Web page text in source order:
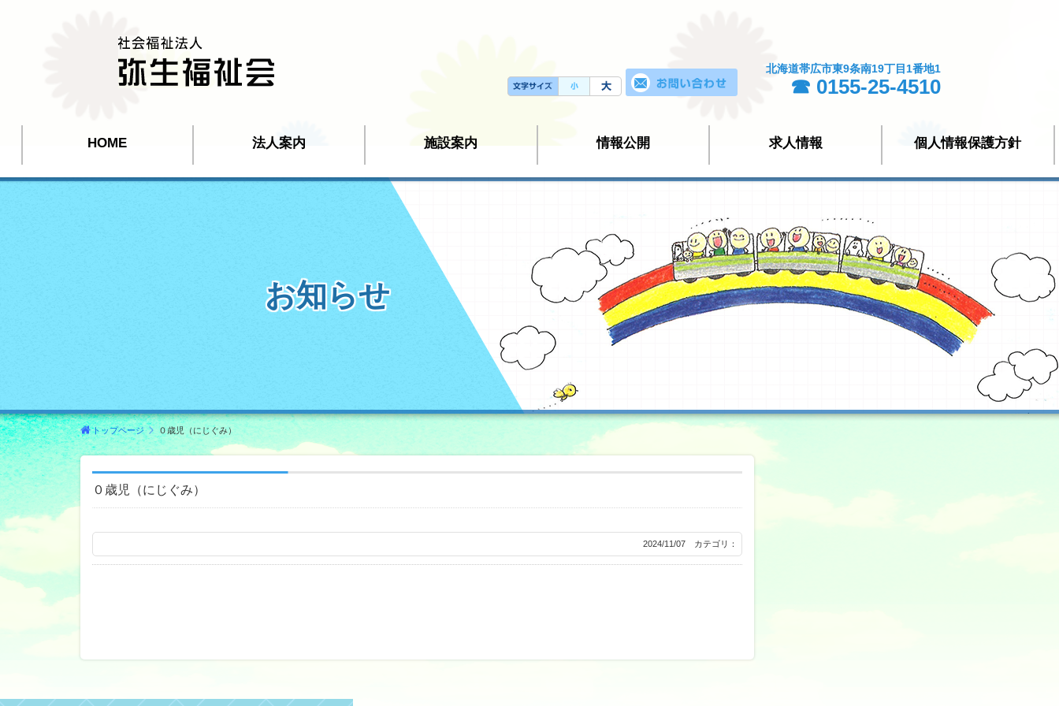
北海道帯広市東9条南19丁目1番地1
☎ 0155-25-4510
HOME 法人案内 施設案内 情報公開 求人情報 個人情報保護方針
お知らせ
トップページ ０歳児（にじぐみ）
０歳児（にじぐみ）
2024/11/07 カテゴリ：